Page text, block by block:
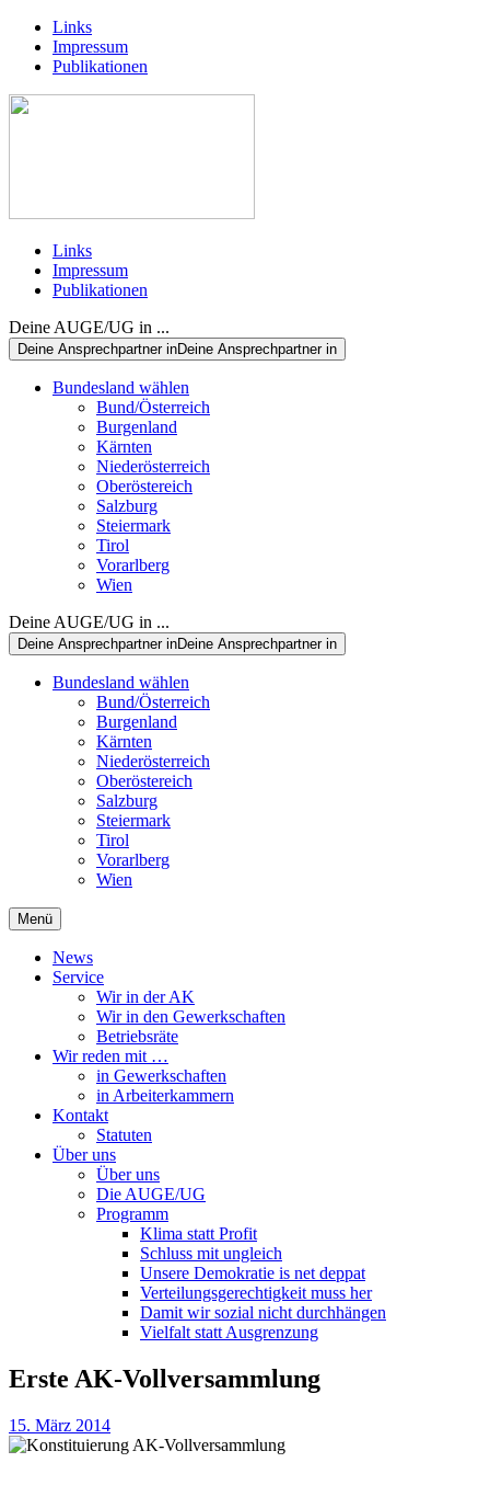
Links
Impressum
Publikationen
Links
Impressum
Publikationen
Deine AUGE/UG in ...
Deine Ansprechpartner inDeine Ansprechpartner in
Bundesland wählen
Bund/Österreich
Burgenland
Kärnten
Niederösterreich
Oberöstereich
Salzburg
Steiermark
Tirol
Vorarlberg
Wien
Deine AUGE/UG in ...
Deine Ansprechpartner inDeine Ansprechpartner in
Bundesland wählen
Bund/Österreich
Burgenland
Kärnten
Niederösterreich
Oberöstereich
Salzburg
Steiermark
Tirol
Vorarlberg
Wien
Menü
News
Service
Wir in der AK
Wir in den Gewerkschaften
Betriebsräte
Wir reden mit …
in Gewerkschaften
in Arbeiterkammern
Kontakt
Statuten
Über uns
Über uns
Die AUGE/UG
Programm
Klima statt Profit
Schluss mit ungleich
Unsere Demokratie is net deppat
Verteilungsgerechtigkeit muss her
Damit wir sozial nicht durchhängen
Vielfalt statt Ausgrenzung
Erste AK-Vollversammlung
15. März 2014